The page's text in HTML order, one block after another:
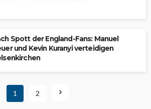
Spott der England-Fans: Manuel
und Kevin Kuranyi verteidigen
1 2